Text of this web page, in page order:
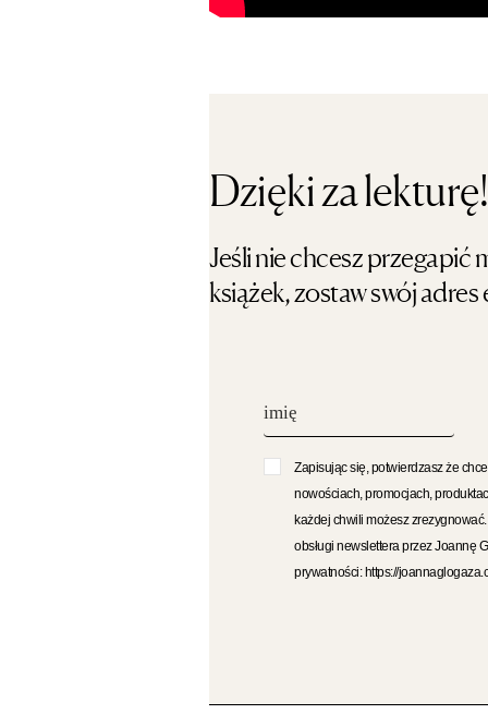
Dzięki za lekturę!
Jeśli nie chcesz przegapić
książek, zostaw swój adres
Zapisując się, potwierdzasz że
nowościach, promocjach,
każdej chwili możesz
obsługi newslettera przez Joannę
prywatności: https://